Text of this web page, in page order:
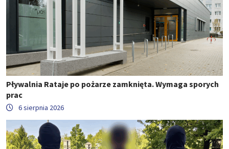
Pływalnia Rataje po pożarze zamknięta. Wymaga sporych
prac
6 sierpnia 2026